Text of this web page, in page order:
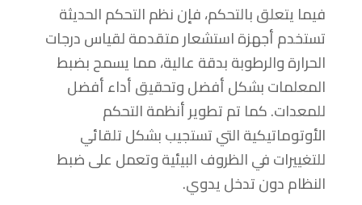
فيما يتعلق بالتحكم، فإن نظم التحكم الحديثة
تستخدم أجهزة استشعار متقدمة لقياس درجات
الحرارة والرطوبة بدقة عالية، مما يسمح بضبط
المعلمات بشكل أفضل وتحقيق أداء أفضل
للمعدات. كما تم تطوير أنظمة التحكم
الأوتوماتيكية التي تستجيب بشكل تلقائي
للتغييرات في الظروف البيئية وتعمل على ضبط
النظام دون تدخل يدوي.